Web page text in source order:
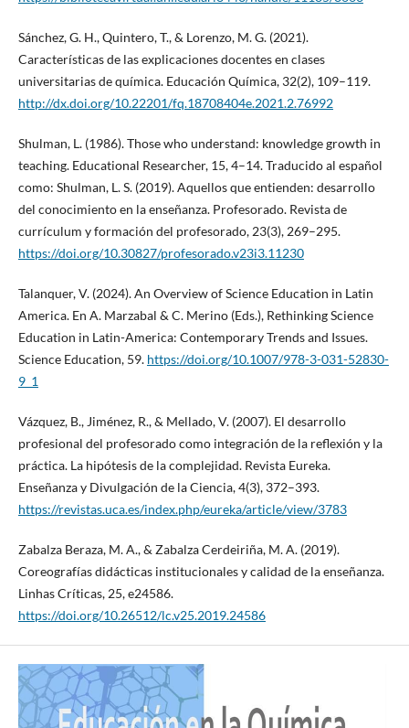
Sánchez, G. H., Quintero, T., & Lorenzo, M. G. (2021).
Características de las explicaciones docentes en clases
universitarias de química. Educación Química, 32(2), 109–119.
http://dx.doi.org/10.22201/fq.18708404e.2021.2.76992
Shulman, L. (1986). Those who understand: knowledge growth in
teaching. Educational Researcher, 15, 4–14. Traducido al español
como: Shulman, L. S. (2019). Aquellos que entienden: desarrollo
del conocimiento en la enseñanza. Profesorado. Revista de
currículum y formación del profesorado, 23(3), 269–295.
https://doi.org/10.30827/profesorado.v23i3.11230
Talanquer, V. (2024). An Overview of Science Education in Latin
America. En A. Marzabal & C. Merino (Eds.), Rethinking Science
Education in Latin-America: Contemporary Trends and Issues.
Science Education, 59. https://doi.org/10.1007/978-3-031-52830-
9_1
Vázquez, B., Jiménez, R., & Mellado, V. (2007). El desarrollo
profesional del profesorado como integración de la reflexión y la
práctica. La hipótesis de la complejidad. Revista Eureka.
Enseñanza y Divulgación de la Ciencia, 4(3), 372–393.
https://revistas.uca.es/index.php/eureka/article/view/3783
Zabalza Beraza, M. A., & Zabalza Cerdeiriña, M. A. (2019).
Coreografías didácticas institucionales y calidad de la enseñanza.
Linhas Críticas, 25, e24586.
https://doi.org/10.26512/lc.v25.2019.24586